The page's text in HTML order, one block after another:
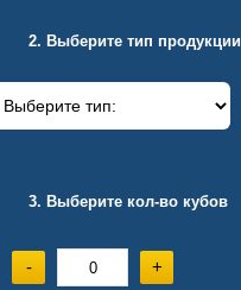
2. Выберите тип продукции
3. Выберите кол-во кубов
- +